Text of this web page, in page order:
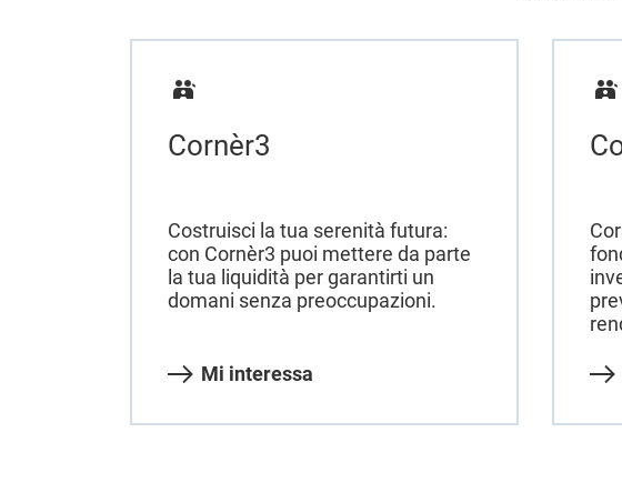
Cornèr3
Costruisci la tua serenità futura:
con Cornèr3 puoi mettere da parte
la tua liquidità per garantirti un
domani senza preoccupazioni.
Mi interessa